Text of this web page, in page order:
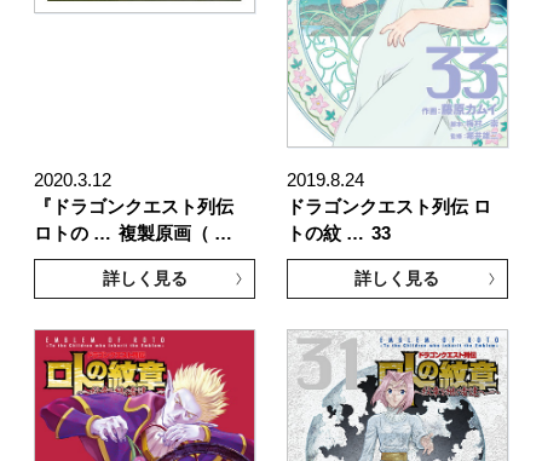
2020.3.12
『ドラゴンクエスト列伝
ロトの … 複製原画（ …
詳しく見る
2019.8.24
ドラゴンクエスト列伝 ロ
トの紋 … 33
詳しく見る